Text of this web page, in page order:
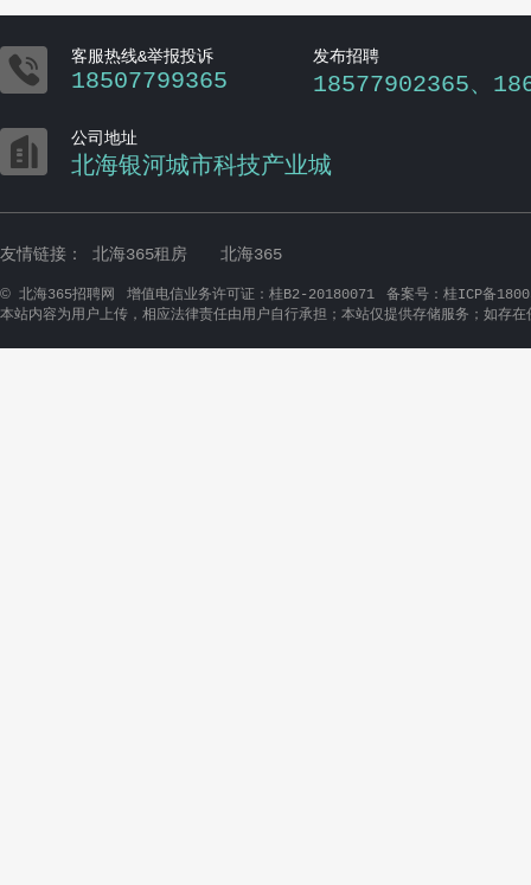
 客服热线&举报投诉
18507799365
发布招聘
18577902365、
 公司地址
北海银河城市科技产业城
友情链接： 北海365租房 北海365
© 北海365招聘网 增值电信业务许可证：桂B2-20180071
备案号：桂ICP备
本站内容为用户上传，相应法律责任由用户自行承担；本站仅提供存储服务；如存